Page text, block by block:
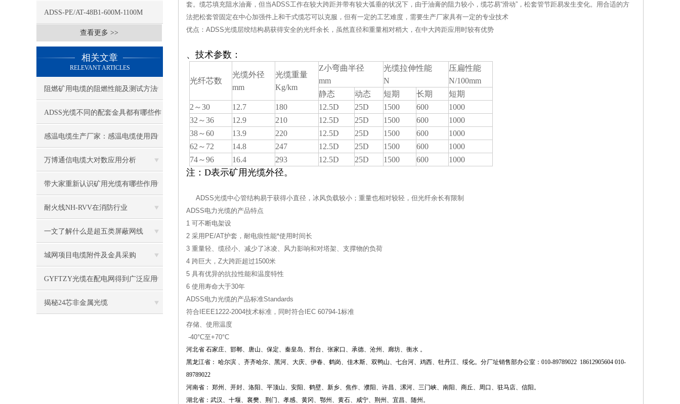
ADSS-PE/AT-48B1-600M-1100M
查看更多 >>
相关文章
RELEVANT ARTICLES
阻燃矿用电缆的阻燃性能及测试方法
ADSS光缆不同的配套金具都有哪些作
用
感温电缆生产厂家：感温电缆使用四
大原则说明
万博通信电缆大对数应用分析
带大家重新认识矿用光缆有哪些作用
耐火线NH-RVV在消防行业
一文了解什么是超五类屏蔽网线
城网项目电缆附件及金具采购
GYFTZY光缆在配电网得到广泛应用
揭秘24芯非金属光缆
套。缆芯填充阻水油膏，但当ADSS工作在较大跨距并带有较大弧垂的状况下，由于油膏的阻力较小，缆芯易“滑动”，松套管节距易发生变化。用合适的方
法把松套管固定在中心加强件上和干式缆芯可以克服，但有一定的工艺难度，需要生产厂家具有一定的专业技术
优点：ADSS光缆层绞结构易获得安全的光纤余长，虽然直径和重量相对稍大，在中大跨距应用时较有优势
、技术参数：
光纤芯数
光缆外径
mm
光缆重量
Kg/km
Z小弯曲半径
mm
光缆拉伸性能
N
压扁性能
N/100mm
静态
动态 短期 长期
短期
2～30
12.7 180 12.5D 25D 1500 600
1000
32～36
12.9 210 12.5D 25D 1500 600
1000
38～60
13.9 220 12.5D 25D 1500 600
1000
62～72
14.8 247 12.5D 25D 1500 600
1000
74～96
16.4 293 12.5D 25D 1500 600 1000
注：D表示矿用光缆外径。
ADSS光缆中心管结构易于获得小直径，冰风负载较小；重量也相对较轻，但光纤余长有限制
ADSS电力光缆的产品特点
1 可不断电架设
2 采用PE/AT护套，耐电痕性能*使用时间长
3 重量轻、缆径小、减少了冰凌、风力影响和对塔架、支撑物的负荷
4 跨巨大，Z大跨距超过1500米
5 具有优异的抗拉性能和温度特性
6 使用寿命大于30年
ADSS电力光缆的产品标准Standards
符合IEEE1222-2004技术标准，同时符合IEC 60794-1标准
存储、使用温度
-40°C至+70°C
河北省 石家庄、邯郸、唐山、保定、秦皇岛、邢台、张家口、承德、沧州、廊坊、衡水 。
黑龙江省： 哈尔滨 、齐齐哈尔、黑河、大庆、伊春、鹤岗、佳木斯、双鸭山、七台河、鸡西、牡丹江、绥化。分厂址销售部办公室：010-89789022 18612905604 010-
89789022
河南省： 郑州、开封、洛阳、平顶山、安阳、鹤壁、新乡、焦作、濮阳、许昌、漯河、三门峡、南阳、商丘、周口、驻马店、信阳。
湖北省：武汉、十堰、襄樊、荆门、孝感、黄冈、鄂州、黄石、咸宁、荆州、宜昌、随州。